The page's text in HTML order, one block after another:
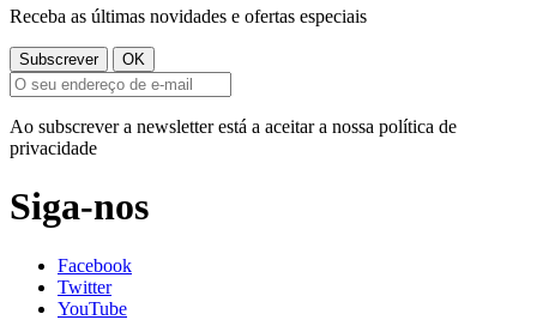
Receba as últimas novidades e ofertas especiais
Ao subscrever a newsletter está a aceitar a nossa política de
privacidade
Siga-nos
Facebook
Twitter
YouTube